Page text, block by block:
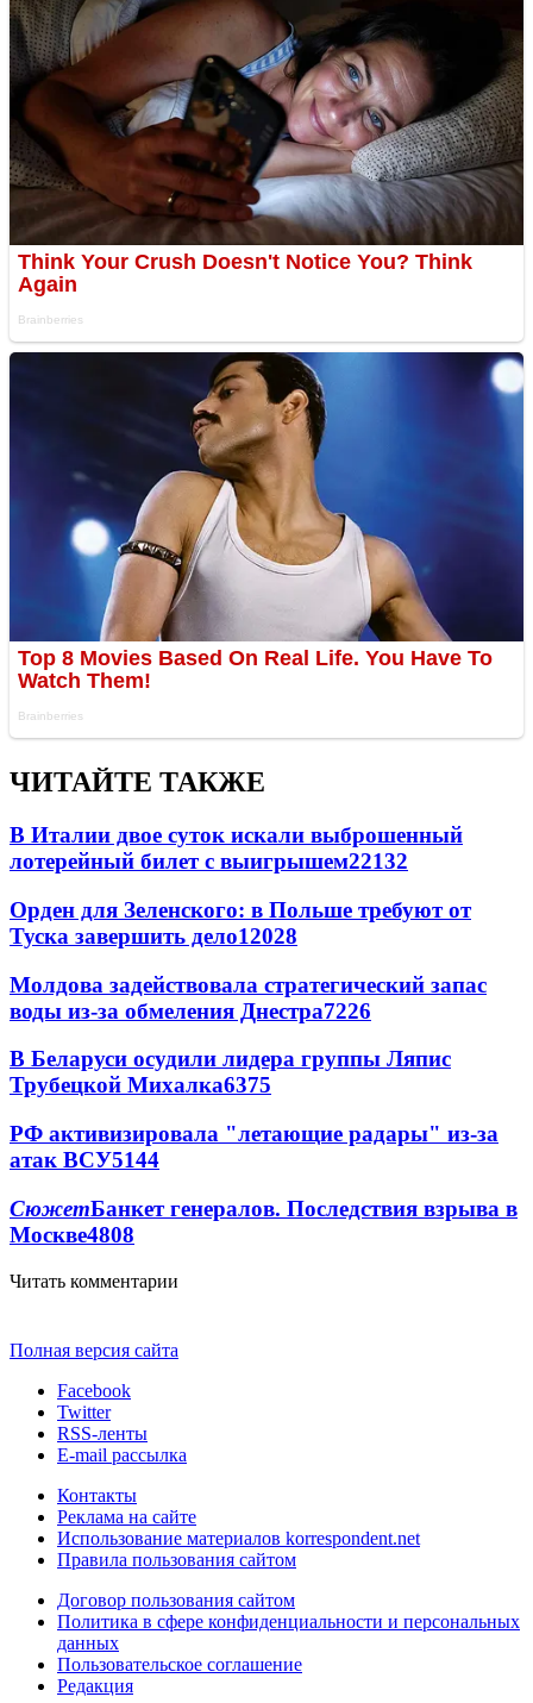
ЧИТАЙТЕ ТАКЖЕ
В Италии двое суток искали выброшенный
лотерейный билет с выигрышем22132
Орден для Зеленского: в Польше требуют от
Туска завершить дело12028
Молдова задействовала стратегический запас
воды из-за обмеления Днестра7226
В Беларуси осудили лидера группы Ляпис
Трубецкой Михалка6375
РФ активизировала "летающие радары" из-за
атак ВСУ5144
СюжетБанкет генералов. Последствия взрыва в
Москве4808
Читать комментарии
Полная версия сайта
Facebook
Twitter
RSS-ленты
E-mail рассылка
Контакты
Реклама на сайте
Использование материалов korrespondent.net
Правила пользования сайтом
Договор пользования сайтом
Политика в сфере конфиденциальности и персональных
данных
Пользовательское соглашение
Редакция